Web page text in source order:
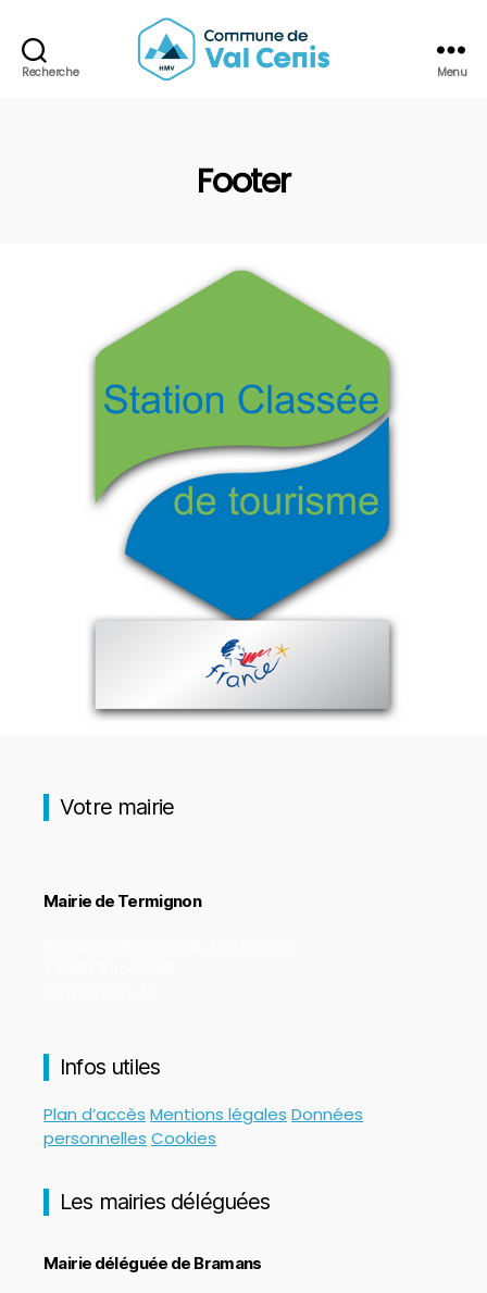
Recherche Menu
Footer
Votre mairie
Mairie de Termignon
Infos utiles
Plan d’accès Mentions légales Données
personnelles Cookies
Les mairies déléguées
Mairie déléguée de Bramans